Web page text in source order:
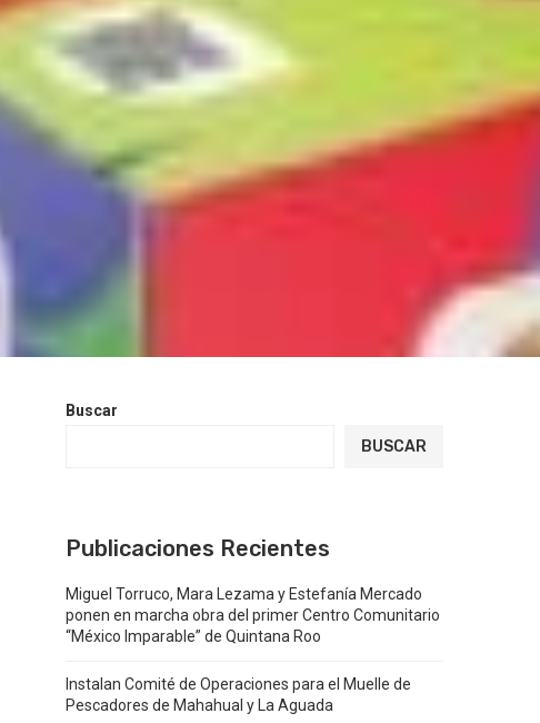
Buscar
BUSCAR
Publicaciones Recientes
Miguel Torruco, Mara Lezama y Estefanía Mercado
ponen en marcha obra del primer Centro Comunitario
“México Imparable” de Quintana Roo
Instalan Comité de Operaciones para el Muelle de
Pescadores de Mahahual y La Aguada